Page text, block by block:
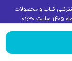
اینترنتی کتاب و محصولات